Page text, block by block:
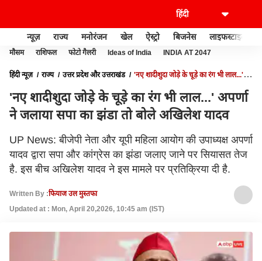
न्यूज़ राज्य मनोरंजन खेल ऐस्ट्रो बिजनेस लाइफस्टाइल
मौसम राशिफल फोटो गैलरी Ideas of India INDIA AT 2047
हिंदी न्यूज़ राज्य उत्तर प्रदेश और उत्तराखंड
'नए शादीशुदा जोड़े के चूड़े का रंग भी लाल...'
'नए शादीशुदा जोड़े के चूड़े का रंग भी लाल...' अपर्णा
ने जलाया सपा का झंडा तो बोले अखिलेश यादव
UP News: बीजेपी नेता और यूपी महिला आयोग की उपाध्यक्ष अपर्णा
यादव द्वारा सपा और कांग्रेस का झंडा जलाए जाने पर सियासत तेज
है. इस बीच अखिलेश यादव ने इस मामले पर प्रतिक्रिया दी है.
Written By :फियाज उल मुस्तफा
Updated at : Mon, April 20,2026, 10:45 am (IST)